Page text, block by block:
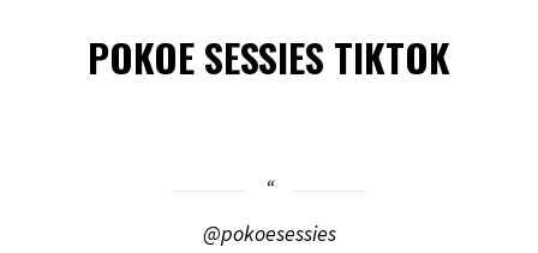
POKOE SESSIES TIKTOK
@pokoesessies